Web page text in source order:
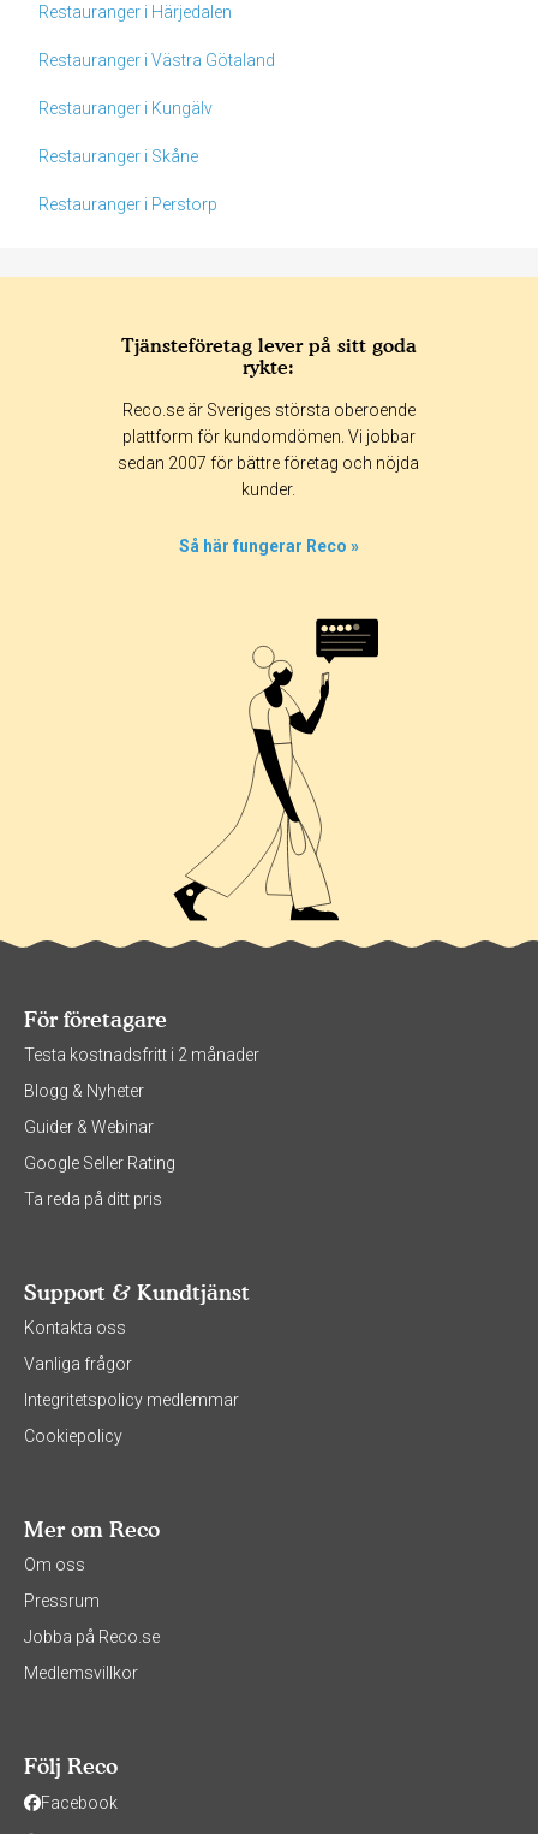
Restauranger i Härjedalen
Restauranger i Västra Götaland
Restauranger i Kungälv
Restauranger i Skåne
Restauranger i Perstorp
365 dagar 90 dagar
30 dagar
Tjänsteföretag lever på sitt goda
rykte:
Reco.se är Sveriges största oberoende
plattform för kundomdömen. Vi jobbar
sedan 2007 för bättre företag och nöjda
kunder.
Så här fungerar Reco »
För företagare
Testa kostnadsfritt i 2 månader
Blogg & Nyheter
Guider & Webinar
Google Seller Rating
Ta reda på ditt pris
Support & Kundtjänst
Kontakta oss
Vanliga frågor
Integritetspolicy medlemmar
Cookiepolicy
Mer om Reco
Om oss
Pressrum
Jobba på Reco.se
Medlemsvillkor
Följ Reco
Facebook